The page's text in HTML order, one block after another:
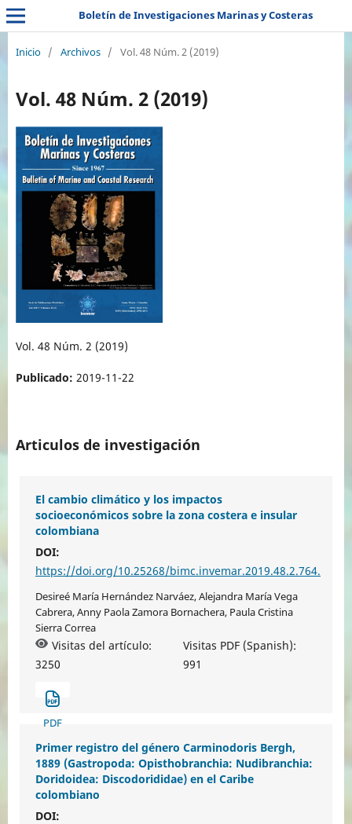
Boletín de Investigaciones Marinas y Costeras
Inicio / Archivos / Vol. 48 Núm. 2 (2019)
Vol. 48 Núm. 2 (2019)
Vol. 48 Núm. 2 (2019)
Publicado: 2019-11-22
Articulos de investigación
El cambio climático y los impactos
socioeconómicos sobre la zona costera e insular
colombiana
DOI:
https://doi.org/10.25268/bimc.invemar.2019.48.2.764.
Desireé María Hernández Narváez, Alejandra María Vega
Cabrera, Anny Paola Zamora Bornachera, Paula Cristina
Sierra Correa
Visitas del artículo:
3250
Visitas PDF (Spanish):
991
PDF
Primer registro del género Carminodoris Bergh,
1889 (Gastropoda: Opisthobranchia: Nudibranchia:
Doridoidea: Discodorididae) en el Caribe
colombiano
DOI: